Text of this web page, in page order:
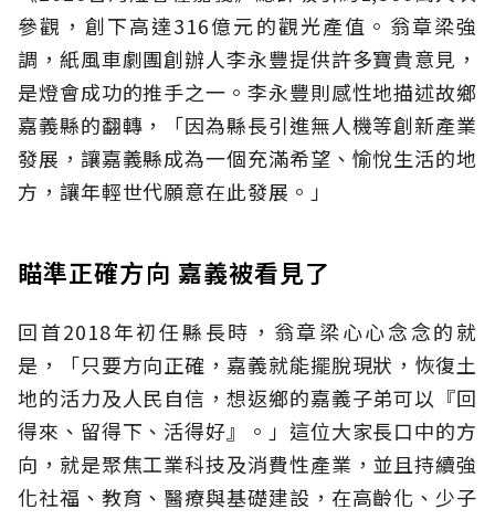
參觀，創下高達316億元的觀光產值。翁章梁強
調，紙風車劇團創辦人李永豐提供許多寶貴意見，
是燈會成功的推手之一。李永豐則感性地描述故鄉
嘉義縣的翻轉，「因為縣長引進無人機等創新產業
發展，讓嘉義縣成為一個充滿希望、愉悅生活的地
方，讓年輕世代願意在此發展。」
瞄準正確方向 嘉義被看見了
回首2018年初任縣長時，翁章梁心心念念的就
是，「只要方向正確，嘉義就能擺脫現狀，恢復土
地的活力及人民自信，想返鄉的嘉義子弟可以『回
得來、留得下、活得好』。」這位大家長口中的方
向，就是聚焦工業科技及消費性產業，並且持續強
化社福、教育、醫療與基礎建設，在高齡化、少子